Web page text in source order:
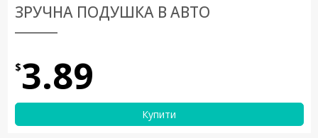
ЗРУЧНА ПОДУШКА В АВТО
$3.89
Купити